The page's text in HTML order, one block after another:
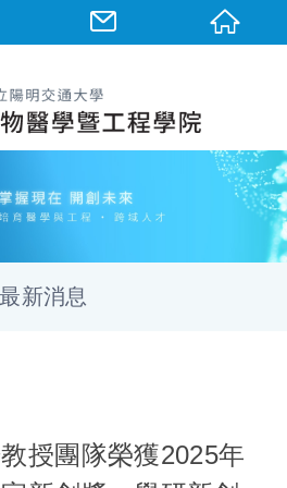
最新消息
授團隊榮獲2025年